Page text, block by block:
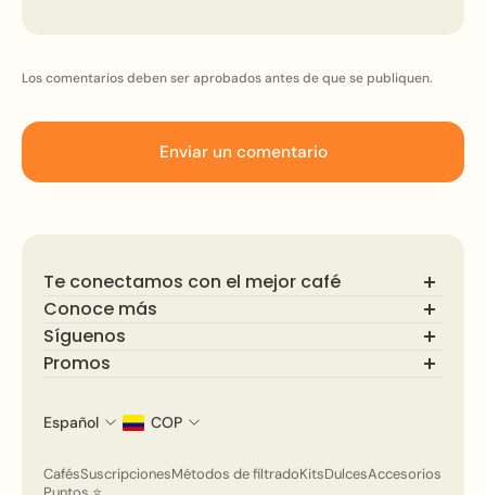
Los comentarios deben ser aprobados antes de que se publiquen.
Enviar un comentario
Te conectamos con el mejor café
🇨🇴 Colombia
🇲🇽 México
🇨🇱 Chile
Conoce más
Preguntas Frecuentes
Blog
Síguenos
Descubre el mundo del café de especialidad. Síguenos
Promos
sobre café de especialidad.
Español COP
CafésSuscripcionesMétodos de filtradoKitsDulcesAccesorios